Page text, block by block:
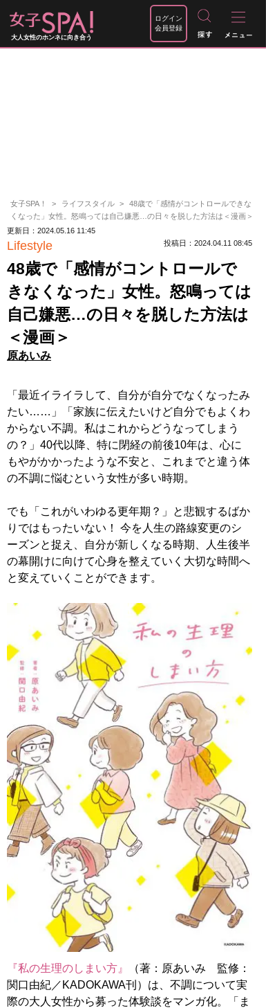
大人女性のホンネに向き合う
ログイン
会員登録
女子SPA！ ライフスタイル
48歳で「感情がコントロールできな
くなった」女性。怒鳴っては自己嫌悪…の日々を脱した方法は＜漫画＞
更新日：2024.05.16 11:45
Lifestyle 投稿日：2024.04.11 08:45
48歳で「感情がコントロールで
きなくなった」女性。怒鳴っては
自己嫌悪…の日々を脱した方法は
＜漫画＞
原あいみ
「最近イライラして、自分が自分でなくなったみ
たい……」「家族に伝えたいけど自分でもよくわ
からない不調。私はこれからどうなってしまう
の？」40代以降、特に閉経の前後10年は、心に
もやがかかったような不安と、これまでと違う体
の不調に悩むという女性が多い時期。
でも「これがいわゆる更年期？」と悲観するばか
りではもったいない！ 今を人生の路線変更のシ
ーズンと捉え、自分が新しくなる時期、人生後半
の幕開けに向けて心身を整えていく大切な時間へ
と変えていくことができます。
『私の生理のしまい方』
（著：原あいみ 監修：
関口由紀／KADOKAWA刊）は、不調について実
際の大人女性から募った体験談をマンガ化。「ま